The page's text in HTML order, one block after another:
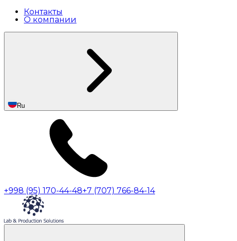
Контакты
О компании
Ru
+998 (95) 170-44-48+7 (707) 766-84-14